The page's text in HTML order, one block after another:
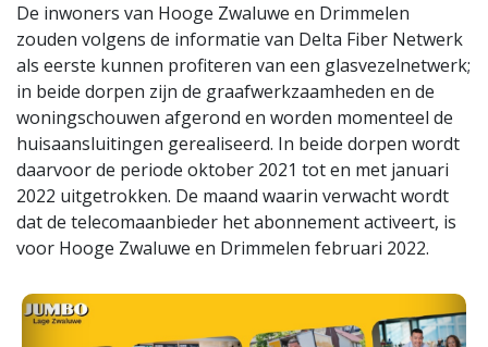
De inwoners van Hooge Zwaluwe en Drimmelen
zouden volgens de informatie van Delta Fiber Netwerk
als eerste kunnen profiteren van een glasvezelnetwerk;
in beide dorpen zijn de graafwerkzaamheden en de
woningschouwen afgerond en worden momenteel de
huisaansluitingen gerealiseerd. In beide dorpen wordt
daarvoor de periode oktober 2021 tot en met januari
2022 uitgetrokken. De maand waarin verwacht wordt
dat de telecomaanbieder het abonnement activeert, is
voor Hooge Zwaluwe en Drimmelen februari 2022.